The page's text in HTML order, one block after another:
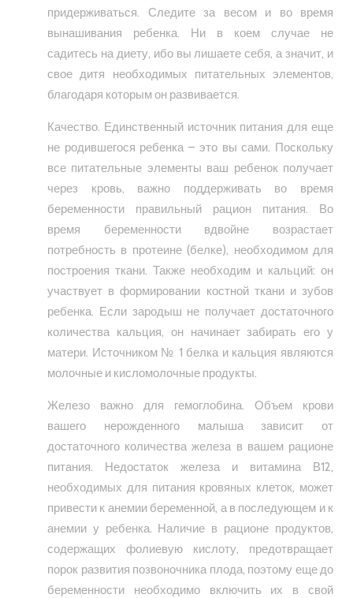
придерживаться. Следите за весом и во время
вынашивания ребенка. Ни в коем случае не
садитесь на диету, ибо вы лишаете себя, а значит, и
свое дитя необходимых питательных элементов,
благодаря которым он развивается.
Качество. Единственный источник питания для еще
не родившегося ребенка – это вы сами. Поскольку
все питательные элементы ваш ребенок получает
через кровь, важно поддерживать во время
беременности правильный рацион питания. Во
время беременности вдвойне возрастает
потребность в протеине (белке), необходимом для
построения ткани. Также необходим и кальций: он
участвует в формировании костной ткани и зубов
ребенка. Если зародыш не получает достаточного
количества кальция, он начинает забирать его у
матери. Источником № 1 белка и кальция являются
молочные и кисломолочные продукты.
Железо важно для гемоглобина. Объем крови
вашего нерожденного малыша зависит от
достаточного количества железа в вашем рационе
питания. Недостаток железа и витамина В12,
необходимых для питания кровяных клеток, может
привести к анемии беременной, а в последующем и к
анемии у ребенка. Наличие в рационе продуктов,
содержащих фолиевую кислоту, предотвращает
порок развития позвоночника плода, поэтому еще до
беременности необходимо включить их в свой